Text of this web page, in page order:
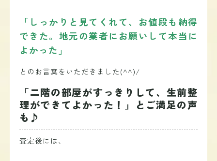
「しっかりと見てくれて、お値段も納得
できた。地元の業者にお願いして本当に
よかった」
とのお言葉をいただきました(^^)/
「二階の部屋がすっきりして、生前整
理ができてよかった！」とご満足の声
も♪
査定後には、